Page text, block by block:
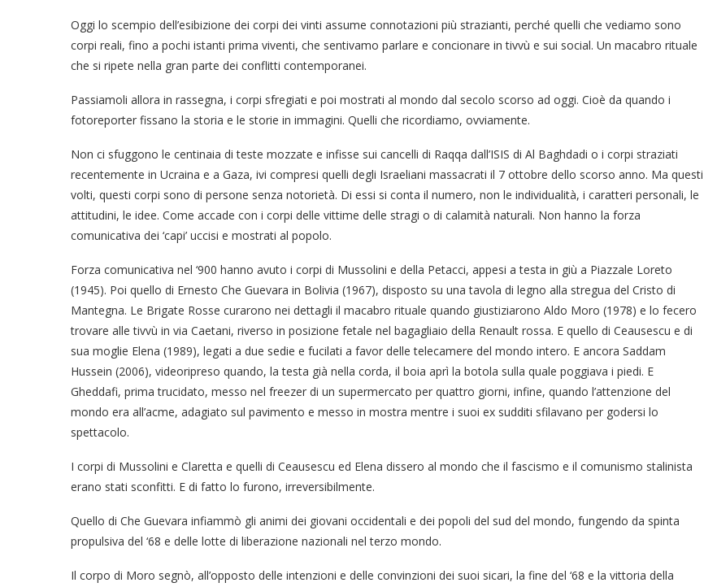
Oggi lo scempio dell’esibizione dei corpi dei vinti assume connotazioni più strazianti, perché quelli che vediamo sono
corpi reali, fino a pochi istanti prima viventi, che sentivamo parlare e concionare in tivvù e sui social. Un macabro rituale
che si ripete nella gran parte dei conflitti contemporanei.
Passiamoli allora in rassegna, i corpi sfregiati e poi mostrati al mondo dal secolo scorso ad oggi. Cioè da quando i
fotoreporter fissano la storia e le storie in immagini. Quelli che ricordiamo, ovviamente.
Non ci sfuggono le centinaia di teste mozzate e infisse sui cancelli di Raqqa dall’ISIS di Al Baghdadi o i corpi straziati
recentemente in Ucraina e a Gaza, ivi compresi quelli degli Israeliani massacrati il 7 ottobre dello scorso anno. Ma questi
volti, questi corpi sono di persone senza notorietà. Di essi si conta il numero, non le individualità, i caratteri personali, le
attitudini, le idee. Come accade con i corpi delle vittime delle stragi o di calamità naturali. Non hanno la forza
comunicativa dei ‘capi’ uccisi e mostrati al popolo.
Forza comunicativa nel ‘900 hanno avuto i corpi di Mussolini e della Petacci, appesi a testa in giù a Piazzale Loreto
(1945). Poi quello di Ernesto Che Guevara in Bolivia (1967), disposto su una tavola di legno alla stregua del Cristo di
Mantegna. Le Brigate Rosse curarono nei dettagli il macabro rituale quando giustiziarono Aldo Moro (1978) e lo fecero
trovare alle tivvù in via Caetani, riverso in posizione fetale nel bagagliaio della Renault rossa. E quello di Ceausescu e di
sua moglie Elena (1989), legati a due sedie e fucilati a favor delle telecamere del mondo intero. E ancora Saddam
Hussein (2006), videoripreso quando, la testa già nella corda, il boia aprì la botola sulla quale poggiava i piedi. E
Gheddafi, prima trucidato, messo nel freezer di un supermercato per quattro giorni, infine, quando l’attenzione del
mondo era all’acme, adagiato sul pavimento e messo in mostra mentre i suoi ex sudditi sfilavano per godersi lo
spettacolo.
I corpi di Mussolini e Claretta e quelli di Ceausescu ed Elena dissero al mondo che il fascismo e il comunismo stalinista
erano stati sconfitti. E di fatto lo furono, irreversibilmente.
Quello di Che Guevara infiammò gli animi dei giovani occidentali e dei popoli del sud del mondo, fungendo da spinta
propulsiva del ‘68 e delle lotte di liberazione nazionali nel terzo mondo.
Il corpo di Moro segnò, all’opposto delle intenzioni e delle convinzioni dei suoi sicari, la fine del ‘68 e la vittoria della